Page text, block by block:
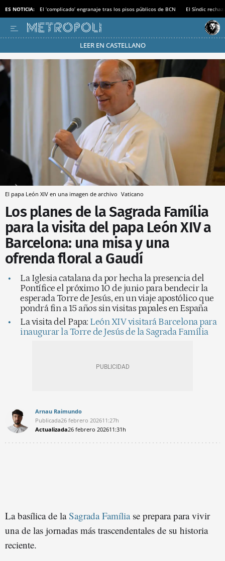
ES NOTICIA: El ‘complicado’ engranaje tras los pisos públicos de BCN El Síndic
LEER EN CASTELLANO
Pásate al MODO AHORRO
El papa León XIV en una imagen de archivo Vaticano
Los planes de la Sagrada Família
para la visita del papa León XIV a
Barcelona: una misa y una
ofrenda floral a Gaudí
La Iglesia catalana da por hecha la presencia del
Pontífice el próximo 10 de junio para bendecir la
esperada Torre de Jesús, en un viaje apostólico que
pondrá fin a 15 años sin visitas papales en España
La visita del Papa: León XIV visitará Barcelona para
inaugurar la Torre de Jesús de la Sagrada Família
Arnau Raimundo
Publicada26 febrero 202611:27h
Actualizada26 febrero 202611:31h
La basílica de laSagrada Famíliase prepara para vivir
una de las jornadas más trascendentales de su historia
reciente.